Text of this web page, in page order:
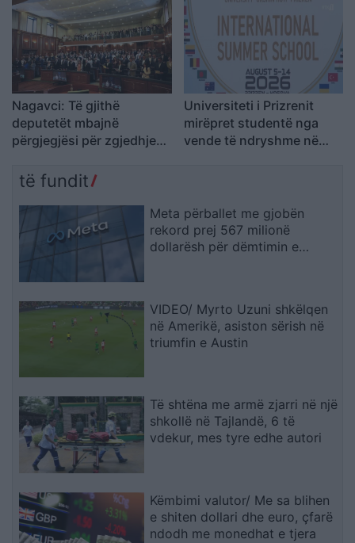
Nagavci: Të gjithë
deputetët mbajnë
përgjegjësi për zgjedhjen
Universiteti i Prizrenit
mirëpret studentë nga
vende të ndryshme në
të fundit
Meta përballet me gjobën
rekord prej 567 milionë
dollarësh për dëmtimin e
VIDEO/ Myrto Uzuni shkëlqen
në Amerikë, asiston sërish në
triumfin e Austin
Të shtëna me armë zjarri në një
shkollë në Tajlandë, 6 të
vdekur, mes tyre edhe autori
Këmbimi valutor/ Me sa blihen
e shiten dollari dhe euro, çfarë
ndodh me monedhat e tjera